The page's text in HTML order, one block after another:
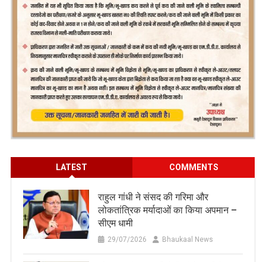
LATEST COMMENTS
राहुल गांधी ने संसद की गरिमा और
लोकतांत्रिक मर्यादाओं का किया अपमान –
सीएम धामी
29/07/2026 Bhaukaal News